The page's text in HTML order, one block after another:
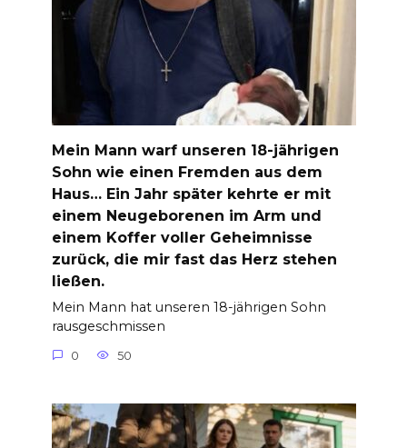
Mein Mann warf unseren 18-jährigen
Sohn wie einen Fremden aus dem
Haus… Ein Jahr später kehrte er mit
einem Neugeborenen im Arm und
einem Koffer voller Geheimnisse
zurück, die mir fast das Herz stehen
ließen.
Mein Mann hat unseren 18-jährigen Sohn
rausgeschmissen
0 50